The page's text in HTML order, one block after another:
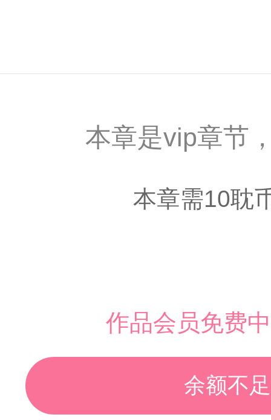
本章是vip章节
本章需10耽
作品会员免费中
余额不